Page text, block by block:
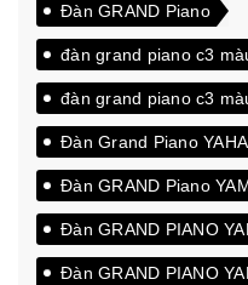
Đàn GRAND Piano
đàn grand piano c3
đàn grand piano c3
Đàn Grand Piano
Đàn GRAND Piano
Đàn GRAND PIANO
Đàn GRAND PIANO